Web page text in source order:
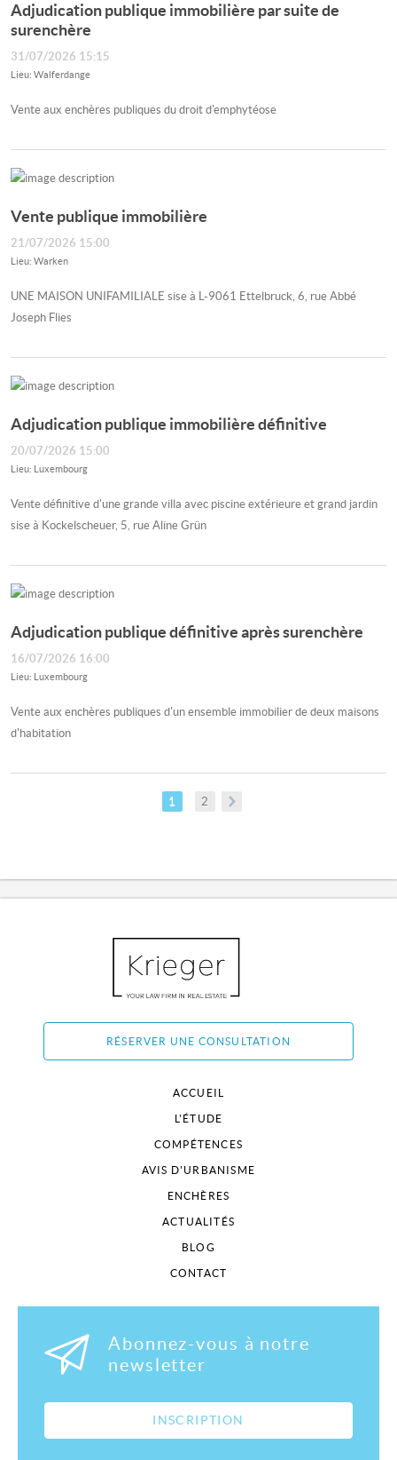
Adjudication publique immobilière par suite de
surenchère
31/07/2026 15:15
Lieu: Walferdange
Vente aux enchères publiques du droit d'emphytéose
Vente publique immobilière
21/07/2026 15:00
Lieu: Warken
UNE MAISON UNIFAMILIALE sise à L-9061 Ettelbruck, 6, rue Abbé
Joseph Flies
Adjudication publique immobilière définitive
20/07/2026 15:00
Lieu: Luxembourg
Vente définitive d'une grande villa avec piscine extérieure et grand jardin
sise à Kockelscheuer, 5, rue Aline Grün
Adjudication publique définitive après surenchère
16/07/2026 16:00
Lieu: Luxembourg
Vente aux enchères publiques d'un ensemble immobilier de deux maisons
d'habitation
1 2
RÉSERVER UNE CONSULTATION
ACCUEIL
L'ÉTUDE
COMPÉTENCES
AVIS D'URBANISME
ENCHÈRES
ACTUALITÉS
BLOG
CONTACT
Abonnez-vous à notre
newsletter
INSCRIPTION